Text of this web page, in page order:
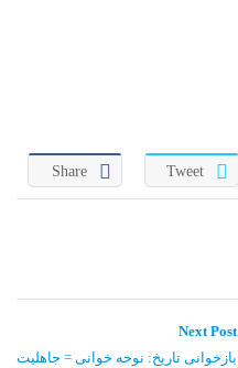
Share Tweet
Next Post
Next
بازخوانی تاریخ: نوحه خوانی = جاهلیت